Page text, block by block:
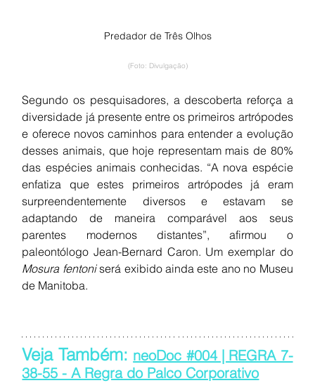
Predador de Três Olhos
(Foto: Divulgação)
Segundo os pesquisadores, a descoberta reforça a
diversidade já presente entre os primeiros artrópodes
e oferece novos caminhos para entender a evolução
desses animais, que hoje representam mais de 80%
das espécies animais conhecidas. “A nova espécie
enfatiza que estes primeiros artrópodes já eram
surpreendentemente diversos e estavam se
adaptando de maneira comparável aos seus
parentes modernos distantes”, afirmou o
paleontólogo Jean-Bernard Caron. Um exemplar do
Mosura fentoni será exibido ainda este ano no Museu
de Manitoba.
Veja Também: neoDoc #004 | REGRA 7-
38-55 - A Regra do Palco Corporativo